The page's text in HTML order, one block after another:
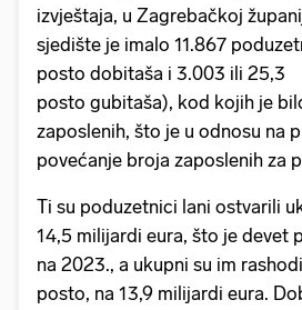
izvještaja, u Zagrebačkoj
sjedište je imalo 11.867
posto dobitaša i 3.003 ili 25,3
posto gubitaša), kod kojih je
zaposlenih, što je u odnosu na
povećanje broja zaposlenih za
Ti su poduzetnici lani ostvarili
14,5 milijardi eura, što je devet
na 2023., a ukupni su im
posto, na 13,9 milijardi eura.